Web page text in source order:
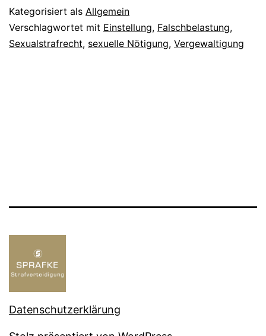
Kategorisiert als Allgemein
Verschlagwortet mit Einstellung, Falschbelastung,
Sexualstrafrecht, sexuelle Nötigung, Vergewaltigung
Datenschutzerklärung